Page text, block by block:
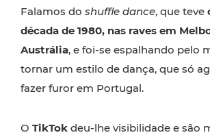
Falamos do shuffle dance, que teve
década de 1980, nas raves em
Austrália, e foi-se espalhando pelo
tornar um estilo de dança, que só
fazer furor em Portugal.
O TikTok deu-lhe visibilidade e são